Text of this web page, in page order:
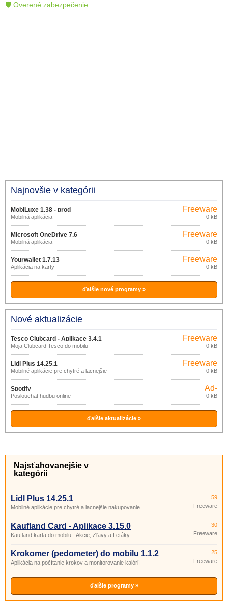
🛡 Overené zabezpečenie
Najnovšie v kategórii
MobiLuxe 1.38 - prod
Mobilná aplikácia
Freeware
0 kB
Microsoft OneDrive 7.6
Mobilná aplikácia
Freeware
0 kB
Yourwallet 1.7.13
Aplikácia na karty
Freeware
0 kB
ďalšie nové programy »
Nové aktualizácie
Tesco Clubcard - Aplikace 3.4.1
Moja Clubcard Tesco do mobilu
Freeware
0 kB
Lidl Plus 14.25.1
Mobilné aplikácie pre chytré a lacnejšie
Freeware
0 kB
Spotify
Poslouchat hudbu online
Ad-
supported
0 kB
ďalšie aktualizácie »
Najsťahovanejšie v
kategórii
Lidl Plus 14.25.1
Mobilné aplikácie pre chytré a lacnejšie nakupovanie
59
Freeware
Kaufland Card - Aplikace 3.15.0
Kaufland karta do mobilu - Akcie, Zľavy a Letáky.
30
Freeware
Krokomer (pedometer) do mobilu 1.1.2
Aplikácia na počítanie krokov a monitorovanie kalórií
25
Freeware
ďalšie programy »